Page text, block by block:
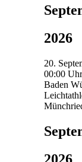
2026
20.
00:00 Uhr
Baden